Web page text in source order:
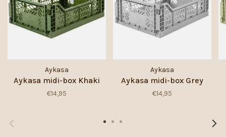
Aykasa
Aykasa midi-box Khaki
€14,95
Aykasa
Aykasa midi-box Grey
€14,95